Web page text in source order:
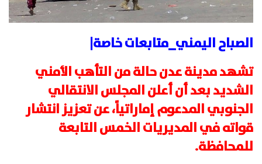
الصباح اليمني_متابعات خاصة|
تشهد مدينة عدن حالة من التأهب الأمني
الشديد بعد أن أعلن المجلس الانتقالي
الجنوبي المدعوم إماراتياً، عن تعزيز انتشار
قواته في المديريات الخمس التابعة
للمحافظة.